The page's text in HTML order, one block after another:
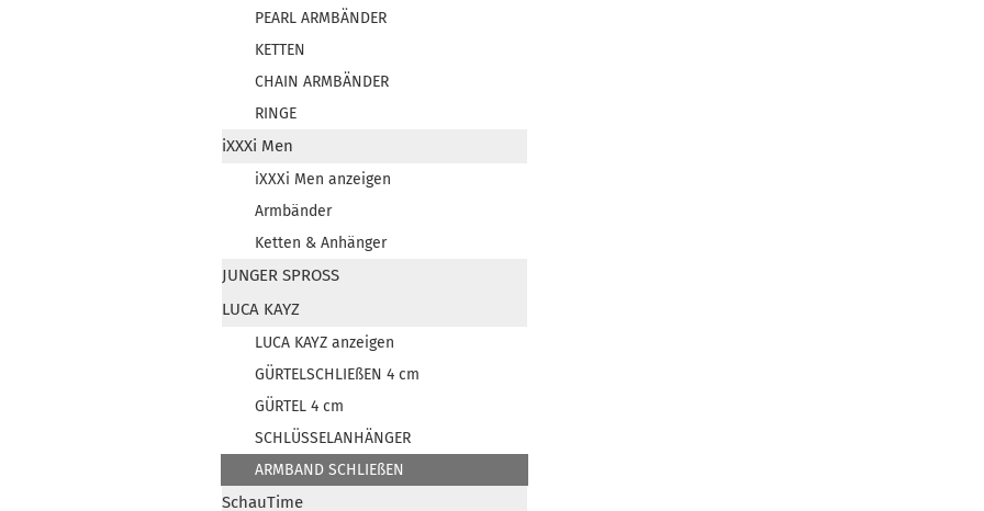
PEARL ARMBÄNDER
KETTEN
CHAIN ARMBÄNDER
RINGE
iXXXi Men
iXXXi Men anzeigen
Armbänder
Ketten & Anhänger
JUNGER SPROSS
LUCA KAYZ
LUCA KAYZ anzeigen
GÜRTELSCHLIEßEN 4 cm
GÜRTEL 4 cm
SCHLÜSSELANHÄNGER
ARMBAND SCHLIEßEN
SchauTime